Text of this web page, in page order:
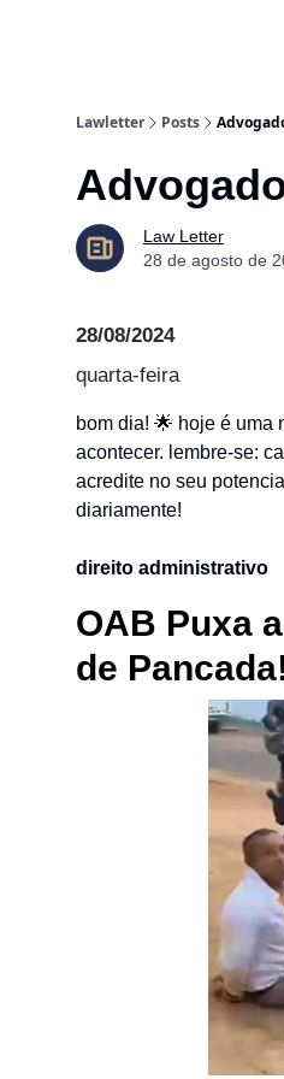
Lawletter Posts
Law Letter
28 de agosto de
28/08/2024
quarta-feira
bom dia! 🌟 hoje é uma
acontecer. lembre-se:
acredite no seu
diariamente!
direito administrativo
OAB Puxa
de